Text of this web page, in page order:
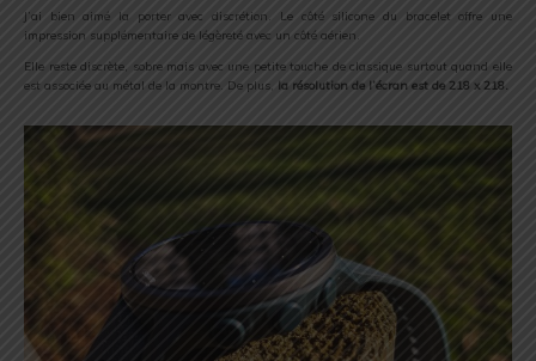
J’ai bien aimé la porter avec discrétion. Le côté silicone du bracelet offre une
impression supplémentaire de légèreté avec un côté aérien.
Elle reste discrète, sobre mais avec une petite touche de classique surtout quand elle
est associée au métal de la montre. De plus, la résolution de l’écran est de 218 x 218.